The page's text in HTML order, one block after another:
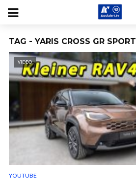
TAG - YARIS CROSS GR SPORT
VIDEO
YOUTUBE